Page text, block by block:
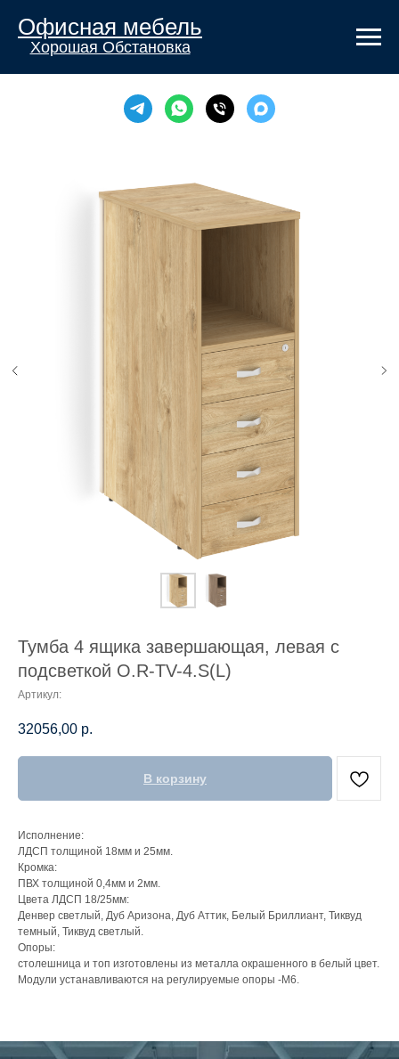
Офисная мебель
Хорошая Обстановка
Тумба 4 ящика завершающая, левая с
подсветкой O.R-TV-4.S(L)
Артикул:
32056,00 р.
В корзину
Исполнение:
ЛДСП толщиной 18мм и 25мм.
Кромка:
ПВХ толщиной 0,4мм и 2мм.
Цвета ЛДСП 18/25мм:
Денвер светлый, Дуб Аризона, Дуб Аттик, Белый Бриллиант, Тиквуд
темный, Тиквуд светлый.
Опоры:
столешница и топ изготовлены из металла окрашенного в белый цвет.
Модули устанавливаются на регулируемые опоры -М6.